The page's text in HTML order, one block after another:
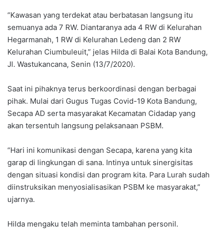
“Kawasan yang terdekat atau berbatasan langsung itu
semuanya ada 7 RW. Diantaranya ada 4 RW di Kelurahan
Hegarmanah, 1 RW di Kelurahan Ledeng dan 2 RW
Kelurahan Ciumbuleuit,” jelas Hilda di Balai Kota Bandung,
Jl. Wastukancana, Senin (13/7/2020).
Saat ini pihaknya terus berkoordinasi dengan berbagai
pihak. Mulai dari Gugus Tugas Covid-19 Kota Bandung,
Secapa AD serta masyarakat Kecamatan Cidadap yang
akan tersentuh langsung pelaksanaan PSBM.
“Hari ini komunikasi dengan Secapa, karena yang kita
garap di lingkungan di sana. Intinya untuk sinergisitas
dengan situasi kondisi dan program kita. Para Lurah sudah
diinstruksikan menyosialisasikan PSBM ke masyarakat,”
ujarnya.
Hilda mengaku telah meminta tambahan personil.